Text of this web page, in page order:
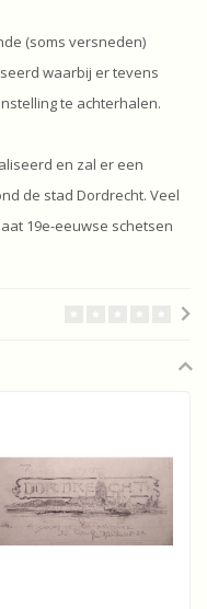
(soms versneden)
waarbij er tevens
te achterhalen.
en zal er een
de stad Dordrecht. Veel
19e-eeuwse schetsen